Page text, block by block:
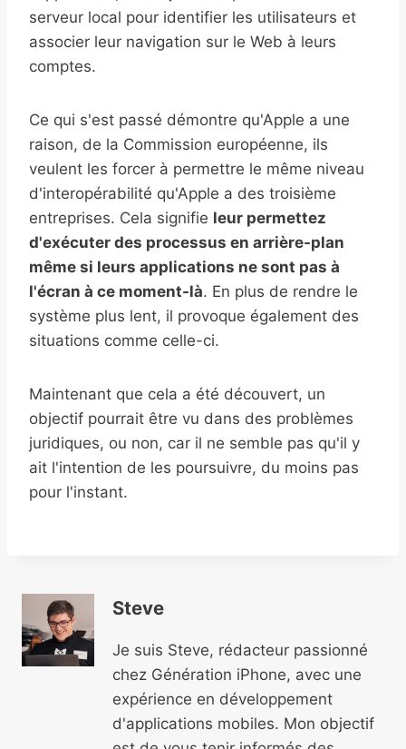
serveur local pour identifier les utilisateurs et
associer leur navigation sur le Web à leurs
comptes.
Ce qui s'est passé démontre qu'Apple a une
raison, de la Commission européenne, ils
veulent les forcer à permettre le même niveau
d'interopérabilité qu'Apple a des troisième
entreprises. Cela signifie leur permettez
d'exécuter des processus en arrière-plan
même si leurs applications ne sont pas à
l'écran à ce moment-là. En plus de rendre le
système plus lent, il provoque également des
situations comme celle-ci.
Maintenant que cela a été découvert, un
objectif pourrait être vu dans des problèmes
juridiques, ou non, car il ne semble pas qu'il y
ait l'intention de les poursuivre, du moins pas
pour l'instant.
Steve
Je suis Steve, rédacteur passionné
chez Génération iPhone, avec une
expérience en développement
d'applications mobiles. Mon objectif